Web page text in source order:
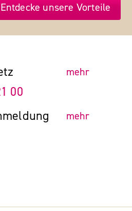
Entdecke unsere Vorteile
mehr
00
mehr